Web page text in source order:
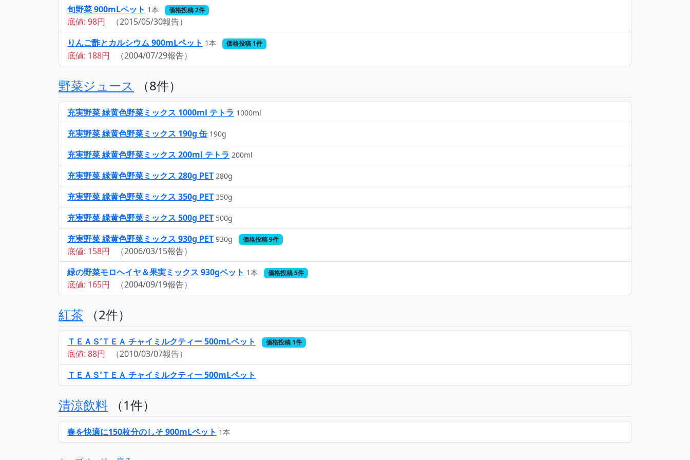
旬野菜 900mLペット 1本 価格投稿 2件
底値: 98円
（2015/05/30報告）
りんご酢とカルシウム 900mLペット 1本 価格投稿 1件
底値: 188円 （2004/07/29報告）
野菜ジュース （8件）
充実野菜 緑黄色野菜ミックス 1000ml テトラ 1000ml
充実野菜 緑黄色野菜ミックス 190g 缶 190g
充実野菜 緑黄色野菜ミックス 200ml テトラ 200ml
充実野菜 緑黄色野菜ミックス 280g PET 280g
充実野菜 緑黄色野菜ミックス 350g PET 350g
充実野菜 緑黄色野菜ミックス 500g PET 500g
充実野菜 緑黄色野菜ミックス 930g PET 930g 価格投稿 9件
底値: 158円
（2006/03/15報告）
緑の野菜モロヘイヤ＆果実ミックス 930gペット 1本 価格投稿 5件
底値: 165円 （2004/09/19報告）
紅茶 （2件）
ＴＥＡＳ’ＴＥＡ チャイミルクティー 500mLペット 価格投稿 1件
底値: 88円
（2010/03/07報告）
ＴＥＡＳ’ＴＥＡ チャイミルクティー 500mLペット
清涼飲料 （1件）
春を快適に150枚分のしそ 900mLペット 1本